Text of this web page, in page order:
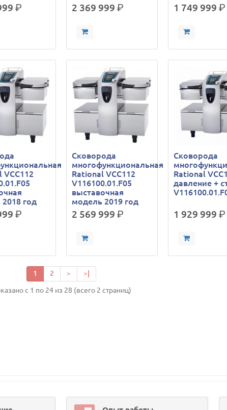
р. 2 369 999 р. 1 749 999 р.
VCC112
год
р.
Сковорода
многофункциональная
Rational VCC112
V116100.01.F05
выставочная
модель 2019 год
2 569 999 р.
Сковорода
Rational
давление +
1 929 999 р.
1 2 > >|
с 1 по 24 из 28 (всего 2 страниц)